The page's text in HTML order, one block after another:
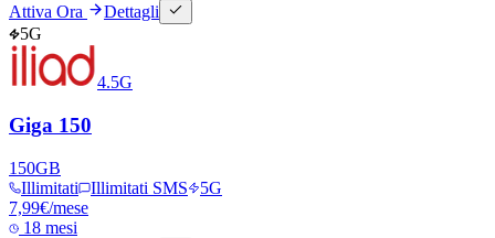
Attiva Ora
Dettagli
5G
4.5G
Giga 150
150GB
Illimitati
Illimitati SMS
5G
7,99€/mese
18 mesi